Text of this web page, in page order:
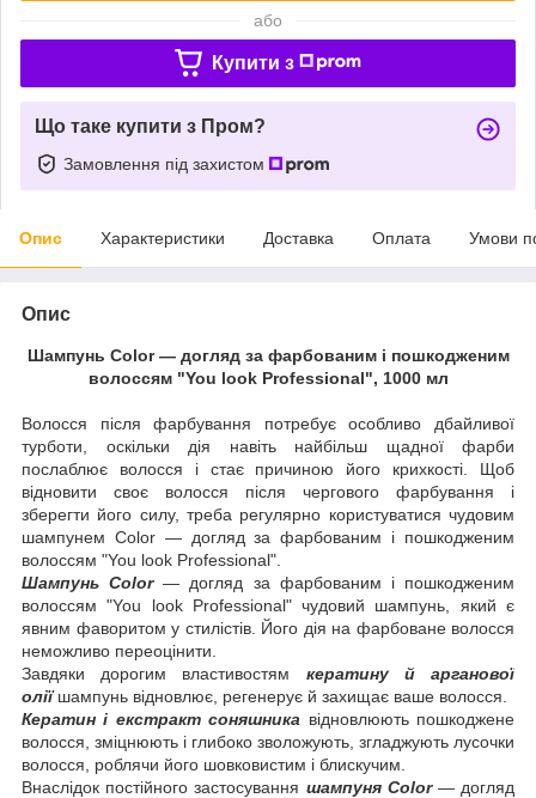
або
Купити з
Що таке купити з Пром?
Замовлення під захистом
Опис Характеристики Доставка Оплата Умови
Опис
Шампунь Color — догляд за фарбованим і пошкодженим
волоссям "You look Professional", 1000 мл
Волосся після фарбування потребує особливо дбайливої
турботи, оскільки дія навіть найбільш щадної фарби
послаблює волосся і стає причиною його крихкості. Щоб
відновити своє волосся після чергового фарбування і
зберегти його силу, треба регулярно користуватися чудовим
шампунем Color — догляд за фарбованим і пошкодженим
волоссям "You look Professional".
Шампунь Color— догляд за фарбованим і пошкодженим
волоссям "You look Professional" чудовий шампунь, який є
явним фаворитом у стилістів. Його дія на фарбоване волосся
неможливо переоцінити.
Завдяки дорогим властивостям кератину й арганової
оліїшампунь відновлює, регенерує й захищає ваше волосся.
Кератин і екстракт соняшника відновлюють пошкоджене
волосся, зміцнюють і глибоко зволожують, згладжують лусочки
волосся, роблячи його шовковистим і блискучим.
Внаслідок постійного застосування шампуня Color — догляд